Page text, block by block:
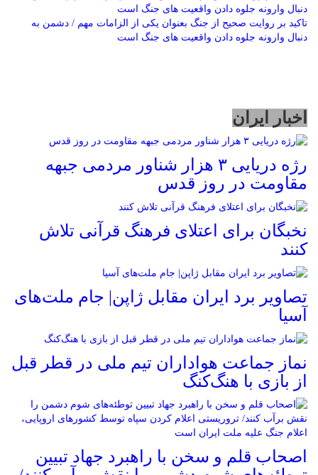
تاکید بر روایت صحیح از جنگ بعنوان یکی از الزامات مهم / دشمن به
دنبال وارونه جلوه دادن واقعیت های جنگ است
اخبار ایران
رژه دریایی ۳ هزار شناور مردمی جبهه
مقاومت در روز قدس
نخبگان برای اعتلای فرهنگ قرآنی تلاش
کنند
تصاویر برد ایران مقابل ژاپن| جام ملت‌های
آسیا
نماز جماعت هواداران تیم ملی در قطر قبل
از بازی با هنگ‌کنگ
اصحاب قلم و سخن با راهبرد جهاد تبیین